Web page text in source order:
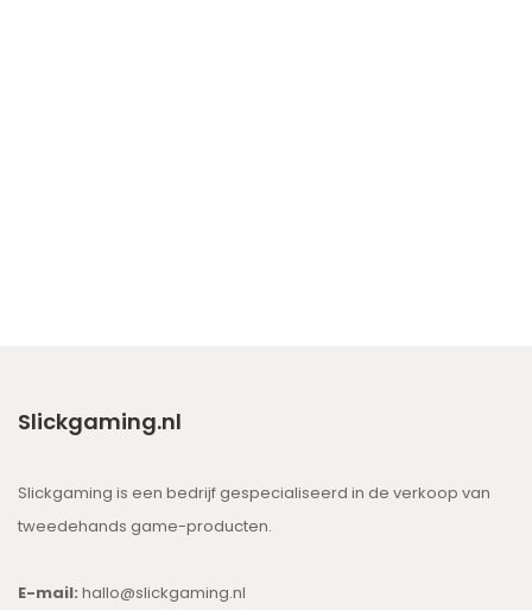
Slickgaming.nl
Slickgaming is een bedrijf gespecialiseerd in de verkoop van
tweedehands game-producten.
E-mail: hallo@slickgaming.nl